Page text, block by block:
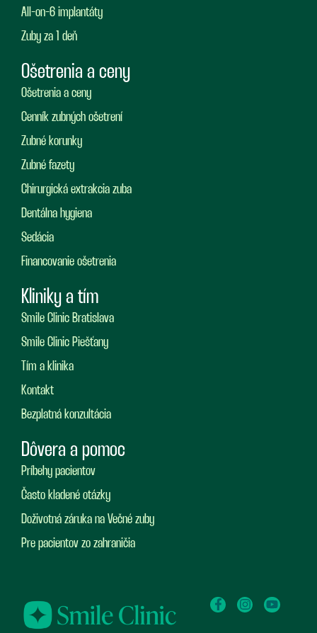
All-on-6 implantáty
Zuby za 1 deň
Ošetrenia a ceny
Ošetrenia a ceny
Cenník zubných ošetrení
Zubné korunky
Zubné fazety
Chirurgická extrakcia zuba
Dentálna hygiena
Sedácia
Financovanie ošetrenia
Kliniky a tím
Smile Clinic Bratislava
Smile Clinic Piešťany
Tím a klinika
Kontakt
Bezplatná konzultácia
Dôvera a pomoc
Príbehy pacientov
Často kladené otázky
Doživotná záruka na Večné zuby
Pre pacientov zo zahraničia